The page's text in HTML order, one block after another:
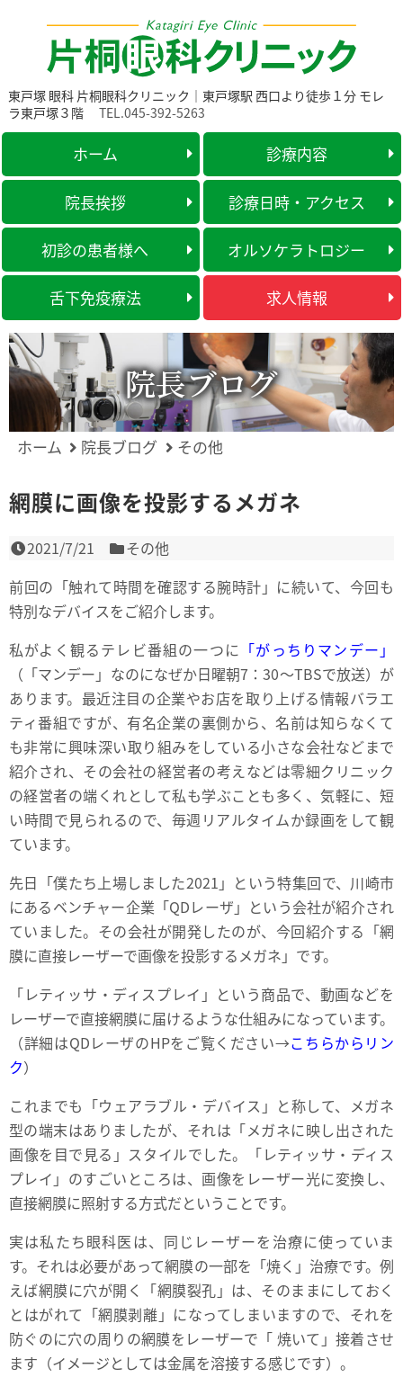
東戸塚 眼科 片桐眼科クリニック｜東戸塚駅 西口より徒歩１分 モレ
ラ東戸塚３階
TEL.045-392-5263
ホーム 診療内容
院長挨拶 診療日時・アクセス
初診の患者様へ オルソケラトロジー
舌下免疫療法 求人情報
院長ブログ
ホーム 院長ブログ その他
網膜に画像を投影するメガネ
2021/7/21
その他
前回の「触れて時間を確認する腕時計」に続いて、今回も
特別なデバイスをご紹介します。
私がよく観るテレビ番組の一つに 「がっちりマンデー」
（「マンデー」なのになぜか日曜朝7：30～TBSで放送）が
あります。最近注目の企業やお店を取り上げる情報バラエ
ティ番組ですが、有名企業の裏側から、名前は知らなくて
も非常に興味深い取り組みをしている小さな会社などまで
紹介され、その会社の経営者の考えなどは零細クリニック
の経営者の端くれとして私も学ぶことも多く、気軽に、短
い時間で見られるので、毎週リアルタイムか録画をして観
ています。
先日「僕たち上場しました2021」という特集回で、川崎市
にあるベンチャー企業「QDレーザ」という会社が紹介され
ていました。その会社が開発したのが、今回紹介する「網
膜に直接レーザーで画像を投影するメガネ」です。
「レティッサ・ディスプレイ」という商品で、動画などを
レーザーで直接網膜に届けるような仕組みになっています。
（詳細はQDレーザのHPをご覧ください→こちらからリン
ク）
これまでも「ウェアラブル・デバイス」と称して、メガネ
型の端末はありましたが、それは「メガネに映し出された
画像を目で見る」スタイルでした。「レティッサ・ディス
プレイ」のすごいところは、画像をレーザー光に変換し、
直接網膜に照射する方式だということです。
実は私たち眼科医は、同じレーザーを治療に使っていま
す。それは必要があって網膜の一部を「焼く」治療です。例
えば網膜に穴が開く「網膜裂孔」は、そのままにしておく
とはがれて「網膜剥離」になってしまいますので、それを
防ぐのに穴の周りの網膜をレーザーで「 焼いて」接着させ
ます（イメージとしては金属を溶接する感じです）。